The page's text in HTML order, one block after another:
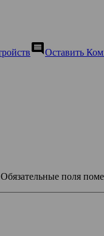
comment Оставить
Обязательные поля